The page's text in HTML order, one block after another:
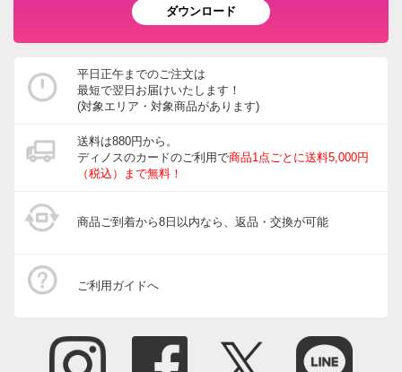
宅配ボックス・郵便ポスト
ガーデニングウェア
玄関・ガレージ周り
ガーデニングツール・庭手入用品
インテリアフラワー
ダウンロード
平日正午までのご注文は
最短で翌日お届けいたします！
(対象エリア・対象商品があります)
送料は880円から。
ディノスのカードのご利用で商品1点ごとに送料5,000円
（税込）まで無料！
商品ご到着から8日以内なら、返品・交換が可能
ご利用ガイドへ